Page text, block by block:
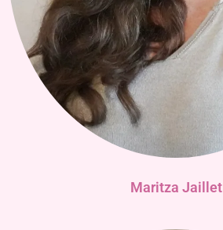
Maritza Jaillet